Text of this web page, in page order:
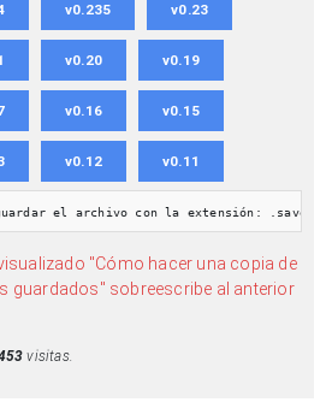
v0.235 v0.23
v0.20 v0.19
v0.16 v0.15
v0.12 v0.11
el archivo con la extensión: .save
"Cómo hacer una copia de
guardados" sobreescribe al anterior
visitas.